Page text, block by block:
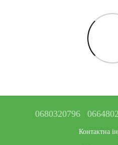
0680320796
Контактна